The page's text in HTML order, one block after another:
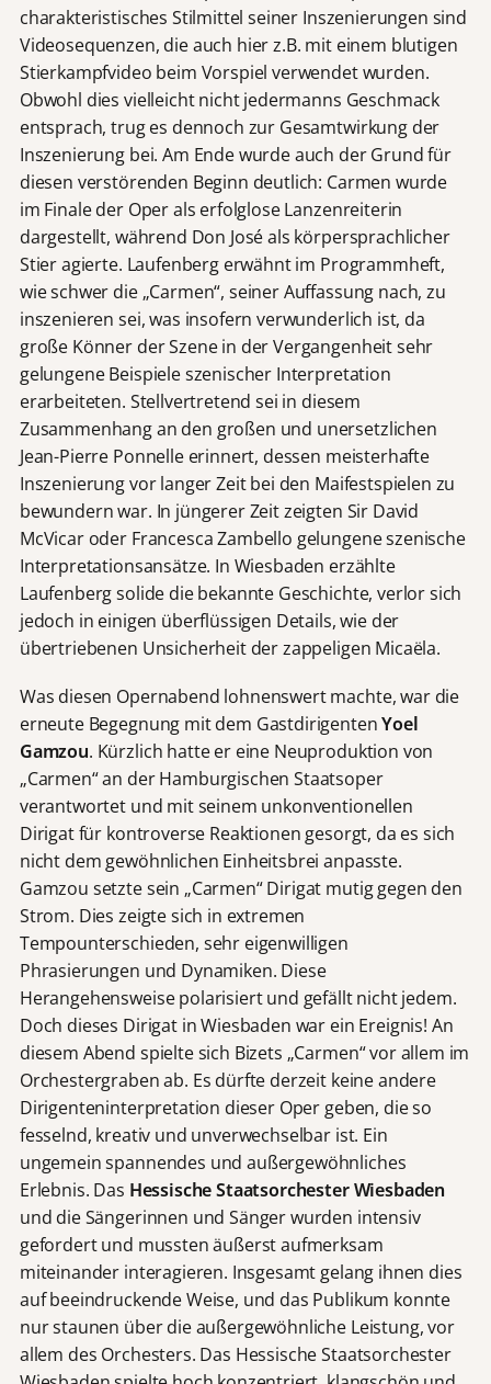
charakteristisches Stilmittel seiner Inszenierungen sind
Videosequenzen, die auch hier z.B. mit einem blutigen
Stierkampfvideo beim Vorspiel verwendet wurden.
Obwohl dies vielleicht nicht jedermanns Geschmack
entsprach, trug es dennoch zur Gesamtwirkung der
Inszenierung bei. Am Ende wurde auch der Grund für
diesen verstörenden Beginn deutlich: Carmen wurde
im Finale der Oper als erfolglose Lanzenreiterin
dargestellt, während Don José als körpersprachlicher
Stier agierte. Laufenberg erwähnt im Programmheft,
wie schwer die „Carmen“, seiner Auffassung nach, zu
inszenieren sei, was insofern verwunderlich ist, da
große Könner der Szene in der Vergangenheit sehr
gelungene Beispiele szenischer Interpretation
erarbeiteten. Stellvertretend sei in diesem
Zusammenhang an den großen und unersetzlichen
Jean-Pierre Ponnelle erinnert, dessen meisterhafte
Inszenierung vor langer Zeit bei den Maifestspielen zu
bewundern war. In jüngerer Zeit zeigten Sir David
McVicar oder Francesca Zambello gelungene szenische
Interpretationsansätze. In Wiesbaden erzählte
Laufenberg solide die bekannte Geschichte, verlor sich
jedoch in einigen überflüssigen Details, wie der
übertriebenen Unsicherheit der zappeligen Micaëla.
Was diesen Opernabend lohnenswert machte, war die
erneute Begegnung mit dem GastdirigentenYoel
Gamzou. Kürzlich hatte er eine Neuproduktion von
„Carmen“ an der Hamburgischen Staatsoper
verantwortet und mit seinem unkonventionellen
Dirigat für kontroverse Reaktionen gesorgt, da es sich
nicht dem gewöhnlichen Einheitsbrei anpasste.
Gamzou setzte sein „Carmen“ Dirigat mutig gegen den
Strom. Dies zeigte sich in extremen
Tempounterschieden, sehr eigenwilligen
Phrasierungen und Dynamiken. Diese
Herangehensweise polarisiert und gefällt nicht jedem.
Doch dieses Dirigat in Wiesbaden war ein Ereignis! An
diesem Abend spielte sich Bizets „Carmen“ vor allem im
Orchestergraben ab. Es dürfte derzeit keine andere
Dirigenteninterpretation dieser Oper geben, die so
fesselnd, kreativ und unverwechselbar ist. Ein
ungemein spannendes und außergewöhnliches
Erlebnis. Das Hessische Staatsorchester Wiesbaden
und die Sängerinnen und Sänger wurden intensiv
gefordert und mussten äußerst aufmerksam
miteinander interagieren. Insgesamt gelang ihnen dies
auf beeindruckende Weise, und das Publikum konnte
nur staunen über die außergewöhnliche Leistung, vor
allem des Orchesters. Das Hessische Staatsorchester